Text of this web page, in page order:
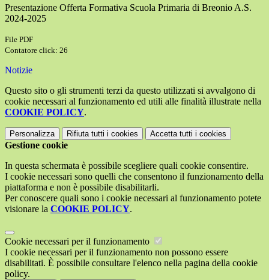
Presentazione Offerta Formativa Scuola Primaria di Breonio A.S.
2024-2025
File PDF
Contatore click: 26
Notizie
Questo sito o gli strumenti terzi da questo utilizzati si avvalgono di
cookie necessari al funzionamento ed utili alle finalità illustrate nella
COOKIE POLICY.
Personalizza Rifiuta tutti i cookies Accetta tutti i cookies
Gestione cookie
In questa schermata è possibile scegliere quali cookie consentire.
I cookie necessari sono quelli che consentono il funzionamento della
piattaforma e non è possibile disabilitarli.
Per conoscere quali sono i cookie necessari al funzionamento potete
visionare la COOKIE POLICY.
Cookie necessari per il funzionamento
I cookie necessari per il funzionamento non possono essere
disabilitati. È possibile consultare l'elenco nella pagina della cookie
policy.